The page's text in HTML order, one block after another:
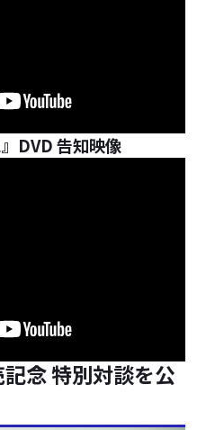
DVD 告知映像
念 特別対談を公